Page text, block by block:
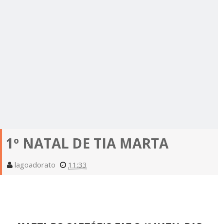
1º NATAL DE TIA MARTA
lagoadorato 11:33